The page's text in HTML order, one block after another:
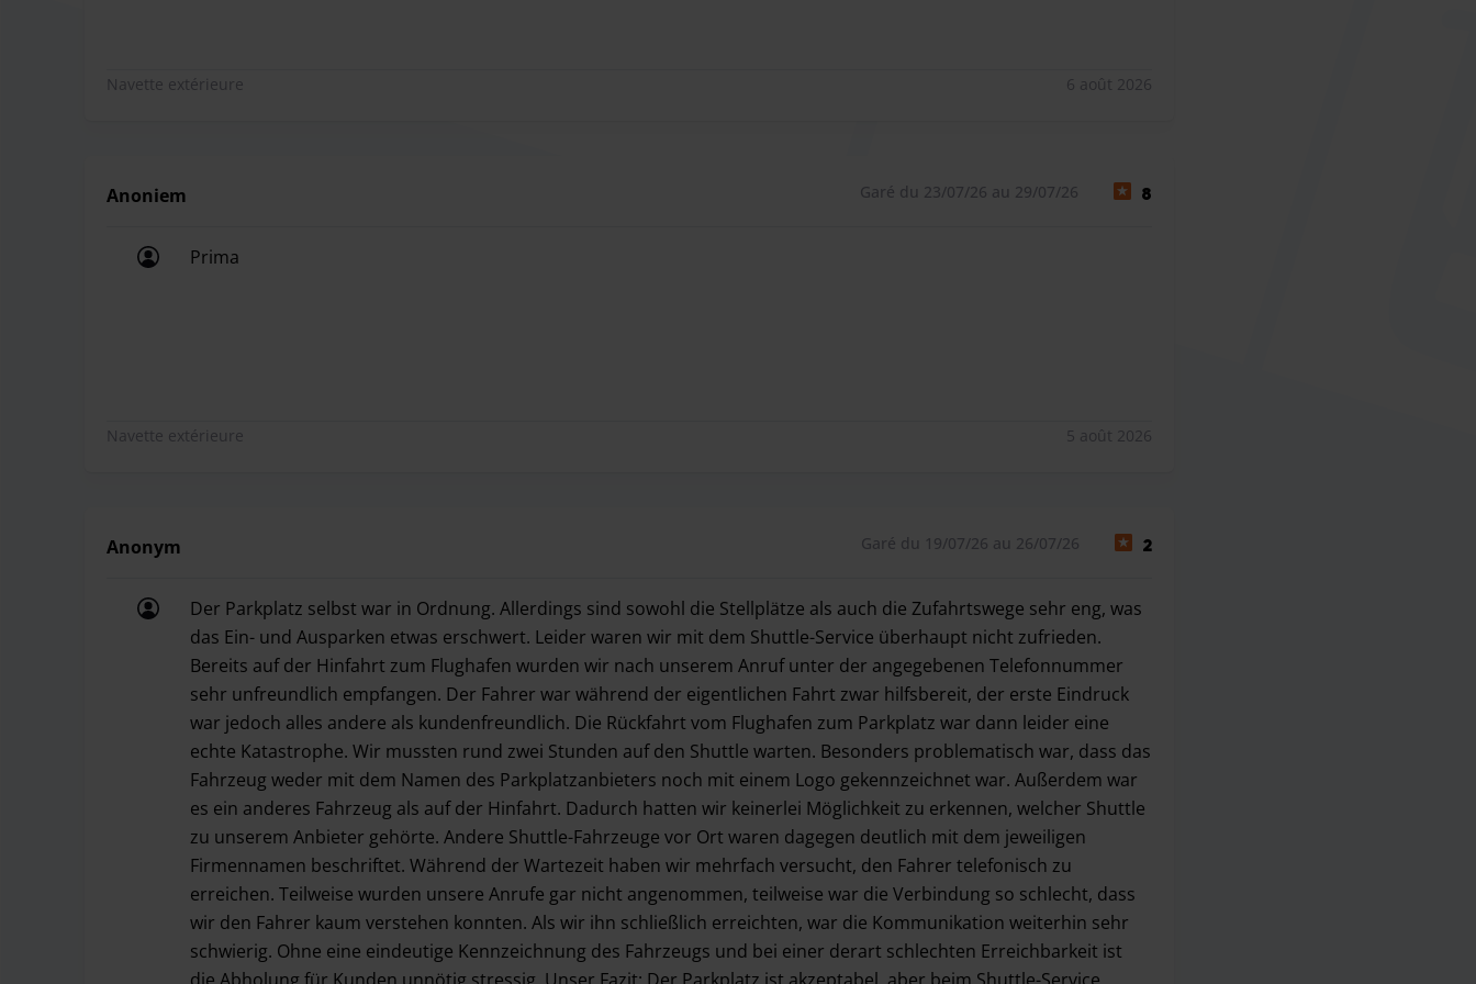
Navette extérieure 6 août 2026
Anoniem Garé du 23/07/26 au 29/07/26 8
Prima
Navette extérieure 5 août 2026
Anonym Garé du 19/07/26 au 26/07/26 2
Der Parkplatz selbst war in Ordnung. Allerdings sind sowohl die Stellplätze als auch die Zufahrtswege sehr eng, was
das Ein- und Ausparken etwas erschwert. Leider waren wir mit dem Shuttle-Service überhaupt nicht zufrieden.
Bereits auf der Hinfahrt zum Flughafen wurden wir nach unserem Anruf unter der angegebenen Telefonnummer
sehr unfreundlich empfangen. Der Fahrer war während der eigentlichen Fahrt zwar hilfsbereit, der erste Eindruck
war jedoch alles andere als kundenfreundlich. Die Rückfahrt vom Flughafen zum Parkplatz war dann leider eine
echte Katastrophe. Wir mussten rund zwei Stunden auf den Shuttle warten. Besonders problematisch war, dass das
Fahrzeug weder mit dem Namen des Parkplatzanbieters noch mit einem Logo gekennzeichnet war. Außerdem war
es ein anderes Fahrzeug als auf der Hinfahrt. Dadurch hatten wir keinerlei Möglichkeit zu erkennen, welcher Shuttle
zu unserem Anbieter gehörte. Andere Shuttle-Fahrzeuge vor Ort waren dagegen deutlich mit dem jeweiligen
Firmennamen beschriftet. Während der Wartezeit haben wir mehrfach versucht, den Fahrer telefonisch zu
erreichen. Teilweise wurden unsere Anrufe gar nicht angenommen, teilweise war die Verbindung so schlecht, dass
wir den Fahrer kaum verstehen konnten. Als wir ihn schließlich erreichten, war die Kommunikation weiterhin sehr
schwierig. Ohne eine eindeutige Kennzeichnung des Fahrzeugs und bei einer derart schlechten Erreichbarkeit ist